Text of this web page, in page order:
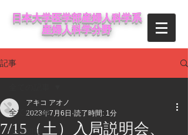
日本大学医学部産婦人科学系
産婦人科学分野
記事
全ての記事
学会関連
7/15（土）入局説明会、
アキコ アオノ
2023年7月6日 読了時間: 1分